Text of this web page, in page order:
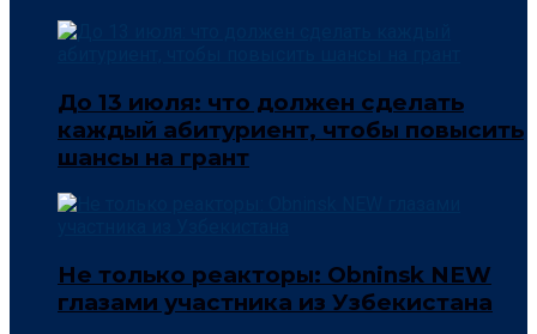
До 13 июля: что должен сделать
каждый абитуриент, чтобы повысить
шансы на грант
Не только реакторы: Obninsk NEW
глазами участника из Узбекистана